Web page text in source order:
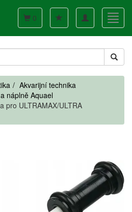
Toggle
navigation
0
Akvarijní technika
náplně Aquael
pro ULTRAMAX/ULTRA